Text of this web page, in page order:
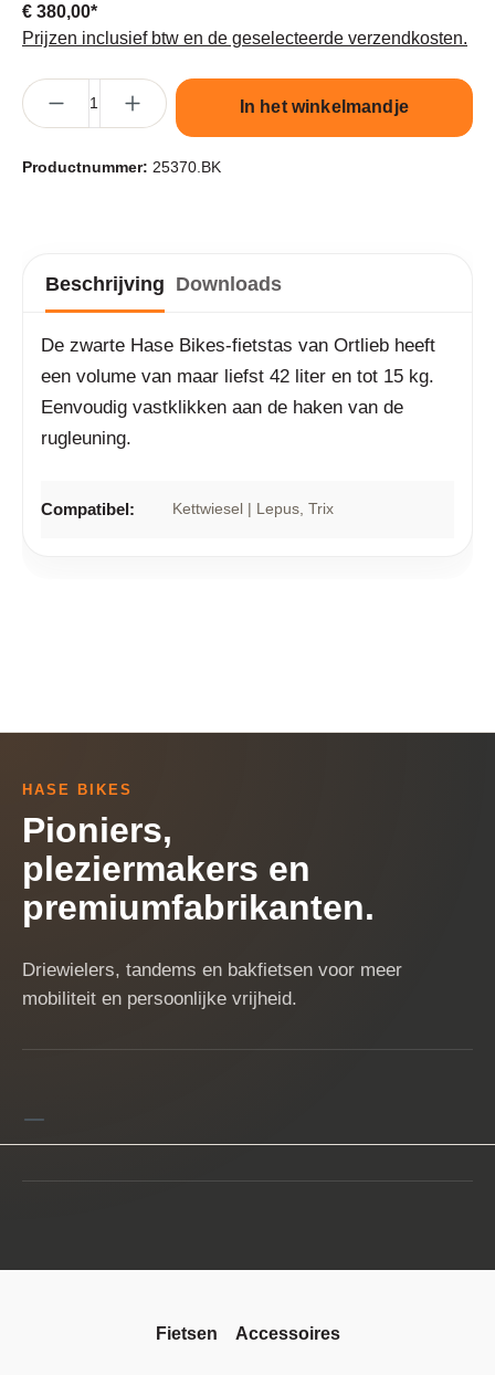
€ 380,00*
Prijzen inclusief btw en de geselecteerde verzendkosten.
Producthoeveelheid: Voer de gewenste hoeveelheid in of
In het winkelmandje
Productnummer: 25370.BK
Beschrijving Downloads
De zwarte Hase Bikes-fietstas van Ortlieb heeft
een volume van maar liefst 42 liter en tot 15 kg.
Eenvoudig vastklikken aan de haken van de
rugleuning.
Compatibel: Kettwiesel | Lepus , Trix
HASE BIKES
Pioniers,
pleziermakers en
premiumfabrikanten.
Driewielers, tandems en bakfietsen voor meer
mobiliteit en persoonlijke vrijheid.
Fietsen Accessoires